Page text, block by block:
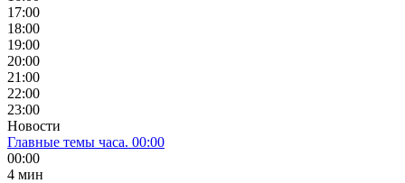
17:00
18:00
19:00
20:00
21:00
22:00
23:00
Новости
Главные темы часа. 00:00
00:00
4 мин